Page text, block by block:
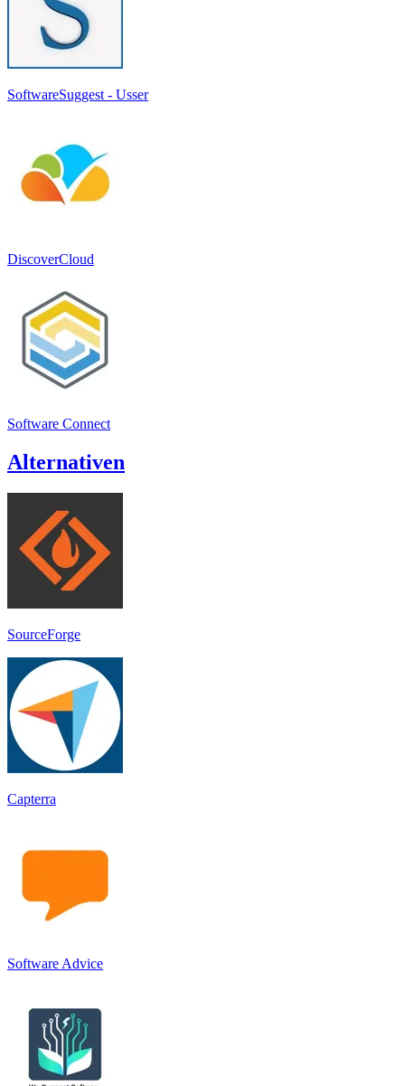
SoftwareSuggest - Usser
DiscoverCloud
Software Connect
Alternativen
SourceForge
Capterra
Software Advice